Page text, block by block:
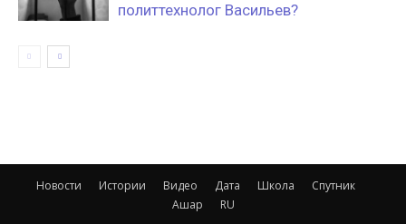
политтехнолог Васильев?
Новости Истории Видео Дата Школа
Спутник
Ашар
RU